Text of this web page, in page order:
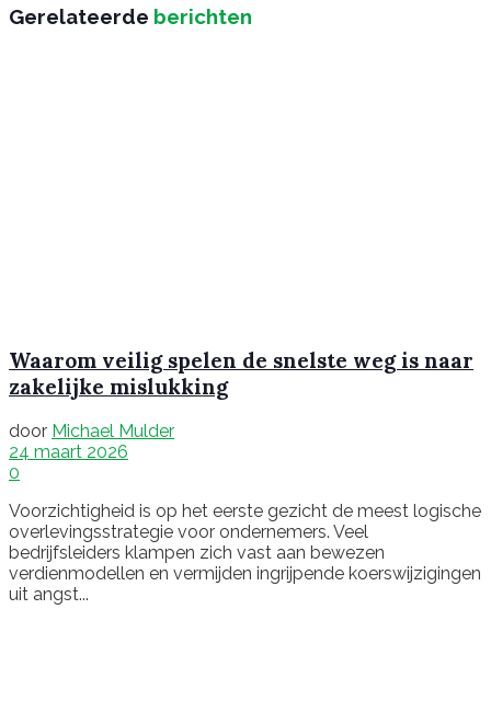
Gerelateerde berichten
Waarom veilig spelen de snelste weg is naar
zakelijke mislukking
door Michael Mulder
24 maart 2026
0
Voorzichtigheid is op het eerste gezicht de meest logische
overlevingsstrategie voor ondernemers. Veel
bedrijfsleiders klampen zich vast aan bewezen
verdienmodellen en vermijden ingrijpende koerswijzigingen
uit angst...